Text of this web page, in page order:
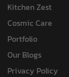
Kitchen Zest
Cosmic Care
Portfolio
Our Blogs
Privacy Policy